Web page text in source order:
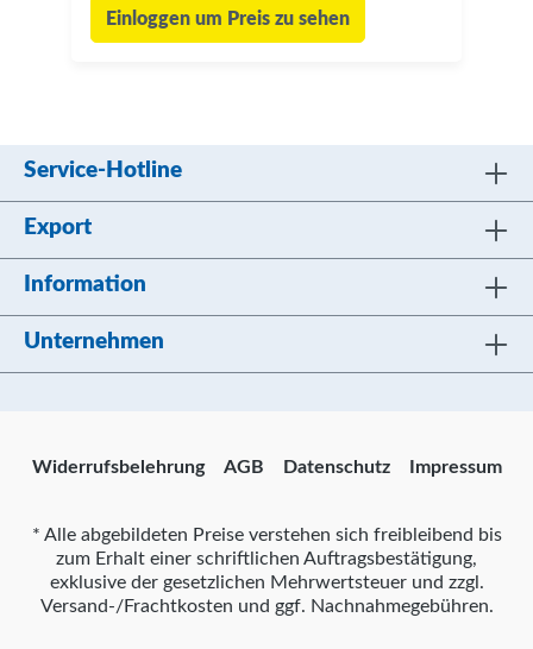
Einloggen um Preis zu sehen
Service-Hotline
Export
Information
Unternehmen
Widerrufsbelehrung AGB Datenschutz Impressum
* Alle abgebildeten Preise verstehen sich freibleibend bis
zum Erhalt einer schriftlichen Auftragsbestätigung,
exklusive der gesetzlichen Mehrwertsteuer und zzgl.
Versand-/Frachtkosten und ggf. Nachnahmegebühren.